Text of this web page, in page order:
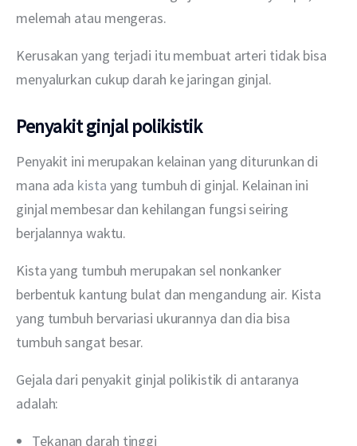
melemah atau mengeras.
Kerusakan yang terjadi itu membuat arteri tidak bisa
menyalurkan cukup darah ke jaringan ginjal.
Penyakit ginjal polikistik
Penyakit ini merupakan kelainan yang diturunkan di
mana ada kista yang tumbuh di ginjal. Kelainan ini
ginjal membesar dan kehilangan fungsi seiring
berjalannya waktu.
Kista yang tumbuh merupakan sel nonkanker
berbentuk kantung bulat dan mengandung air. Kista
yang tumbuh bervariasi ukurannya dan dia bisa
tumbuh sangat besar.
Gejala dari penyakit ginjal polikistik di antaranya
adalah:
Tekanan darah tinggi